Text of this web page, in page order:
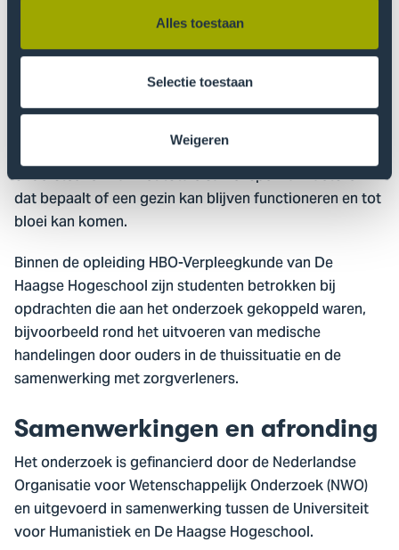
Alles toestaan
Selectie toestaan
Weigeren
Een belangrijk resultaat van het onderzoek is het
concept ‘habitat (her)scheppen’ (recreating habitat). Het
dagelijks gezinsleven wordt hierin gezien als een geheel
van omstandigheden dat in balans moet blijven. Zorg
en ondersteuning zouden zich niet alleen moeten
richten op losse ‘zorgproblemen’, maar op het
ondersteunen van het totale samenspel van factoren
dat bepaalt of een gezin kan blijven functioneren en tot
bloei kan komen.
Binnen de opleiding HBO-Verpleegkunde van De
Haagse Hogeschool zijn studenten betrokken bij
opdrachten die aan het onderzoek gekoppeld waren,
bijvoorbeeld rond het uitvoeren van medische
handelingen door ouders in de thuissituatie en de
samenwerking met zorgverleners.
Samenwerkingen en afronding
Het onderzoek is gefinancierd door de Nederlandse
Organisatie voor Wetenschappelijk Onderzoek (NWO)
en uitgevoerd in samenwerking tussen de Universiteit
voor Humanistiek en De Haagse Hogeschool.